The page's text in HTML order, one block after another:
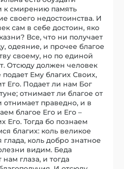
к смирению память
своего недостоинства. И
сам в себе достоин, яко
Все, что ни получает
одеяние, и прочее благое
своему, но по единой
Отсюду должен человек
подает Ему благих Своих,
Его. Подает ли нам Бог
отнимает ли благое от
отнимает праведно, и в
благое Его и Его –
Его. Тогда бо познаем
благих: коль великое
коль добро знатное
видим. Беда
глаза, и тогда